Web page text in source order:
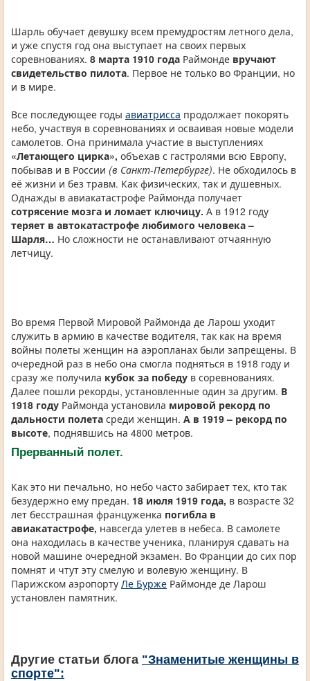
Шарль обучает девушку всем премудростям летного дела,
и уже спустя год она выступает на своих первых
соревнованиях. 8 марта 1910 года Раймонде вручают
свидетельство пилота. Первое не только во Франции, но
и в мире.
Все последующее годы авиатрисса продолжает покорять
небо, участвуя в соревнованиях и осваивая новые модели
самолетов. Она принимала участие в выступлениях
«Летающего цирка», объехав с гастролями всю Европу,
побывав и в России (в Санкт-Петербурге). Не обходилось в
её жизни и без травм. Как физических, так и душевных.
Однажды в авиакатастрофе Раймонда получает
сотрясение мозга и ломает ключицу. А в 1912 году
теряет в автокатастрофе любимого человека –
Шарля… Но сложности не останавливают отчаянную
летчицу.
Во время Первой Мировой Раймонда де Ларош уходит
служить в армию в качестве водителя, так как на время
войны полеты женщин на аэропланах были запрещены. В
очередной раз в небо она смогла подняться в 1918 году и
сразу же получила кубок за победу в соревнованиях.
Далее пошли рекорды, установленные один за другим. В
1918 году Раймонда установила мировой рекорд по
дальности полета среди женщин. А в 1919 – рекорд по
высоте, поднявшись на 4800 метров.
Прерванный полет.
Как это ни печально, но небо часто забирает тех, кто так
безудержно ему предан. 18 июля 1919 года, в возрасте 32
лет бесстрашная француженка погибла в
авиакатастрофе, навсегда улетев в небеса. В самолете
она находилась в качестве ученика, планируя сдавать на
новой машине очередной экзамен. Во Франции до сих пор
помнят и чтут эту смелую и волевую женщину. В
Парижском аэропорту Ле Бурже Раймонде де Ларош
установлен памятник.
Другие статьи блога "Знаменитые женщины в
спорте":